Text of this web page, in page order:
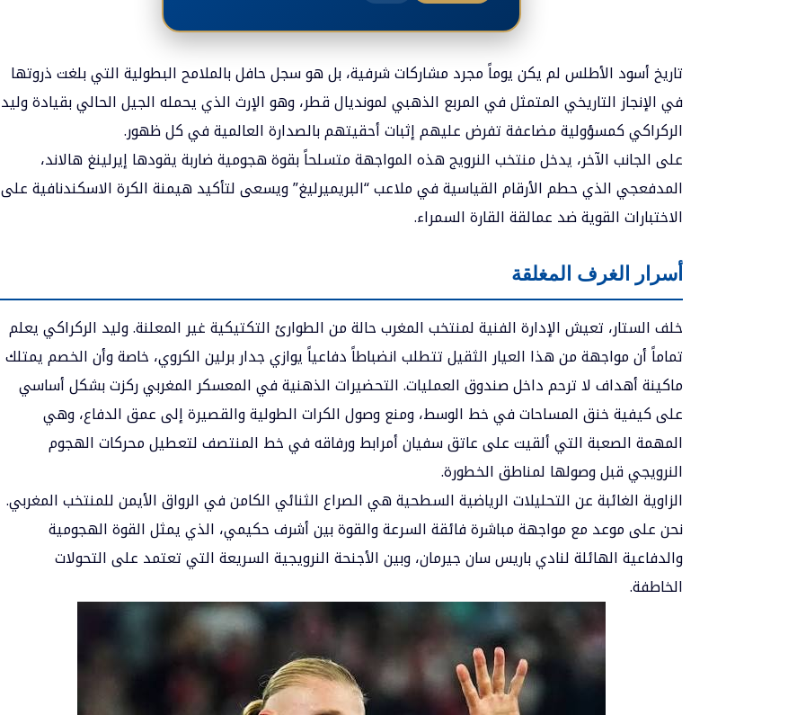
تاريخ أسود الأطلس لم يكن يوماً مجرد مشاركات شرفية، بل هو سجل حافل بالملامح البطولية التي بلغت ذروتها
في الإنجاز التاريخي المتمثل في المربع الذهبي لمونديال قطر، وهو الإرث الذي يحمله الجيل الحالي بقيادة وليد
الركراكي كمسؤولية مضاعفة تفرض عليهم إثبات أحقيتهم بالصدارة العالمية في كل ظهور.
على الجانب الآخر، يدخل منتخب النرويج هذه المواجهة متسلحاً بقوة هجومية ضاربة يقودها إيرلينغ هالاند،
المدفعجي الذي حطم الأرقام القياسية في ملاعب “البريميرليغ” ويسعى لتأكيد هيمنة الكرة الاسكندنافية على
الاختبارات القوية ضد عمالقة القارة السمراء.
أسرار الغرف المغلقة
خلف الستار، تعيش الإدارة الفنية لمنتخب المغرب حالة من الطوارئ التكتيكية غير المعلنة. وليد الركراكي يعلم
تماماً أن مواجهة من هذا العيار الثقيل تتطلب انضباطاً دفاعياً يوازي جدار برلين الكروي، خاصة وأن الخصم يمتلك
ماكينة أهداف لا ترحم داخل صندوق العمليات. التحضيرات الذهنية في المعسكر المغربي ركزت بشكل أساسي
على كيفية خنق المساحات في خط الوسط، ومنع وصول الكرات الطولية والقصيرة إلى عمق الدفاع، وهي
المهمة الصعبة التي ألقيت على عاتق سفيان أمرابط ورفاقه في خط المنتصف لتعطيل محركات الهجوم
النرويجي قبل وصولها لمناطق الخطورة.
الزاوية الغائبة عن التحليلات الرياضية السطحية هي الصراع الثنائي الكامن في الرواق الأيمن للمنتخب المغربي.
نحن على موعد مع مواجهة مباشرة فائقة السرعة والقوة بين أشرف حكيمي، الذي يمثل القوة الهجومية
والدفاعية الهائلة لنادي باريس سان جيرمان، وبين الأجنحة النرويجية السريعة التي تعتمد على التحولات
الخاطفة.